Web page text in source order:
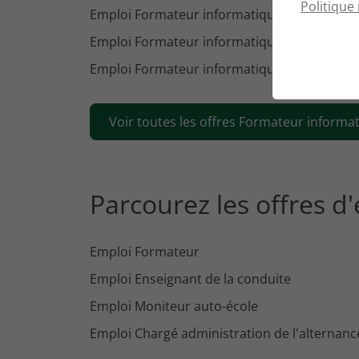
Emploi Formateur informatique Cholet
Emploi Formateur informatique Angers
Emploi Formateur informatique Bourges
Voir toutes les offres Formateur
Parcourez les offres
Emploi Formateur
Emploi Enseignant de la conduite
Emploi Moniteur auto-école
Emploi Chargé administration de
Politique